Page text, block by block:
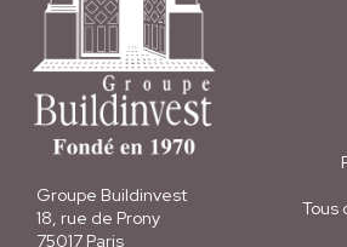
Groupe Buildinvest
18, rue de Prony
75017 Paris
Tous